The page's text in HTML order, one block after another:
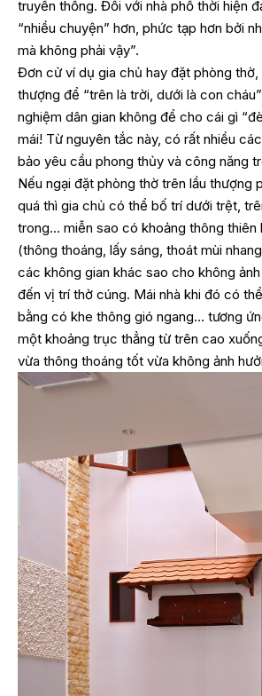
truyền thống. Đối với nhà phố thời hiện
“nhiều chuyện” hơn, phức tạp hơn bởi
mà không phải vậy”.
Đơn cử ví dụ gia chủ hay đặt phòng thờ,
thượng để “trên là trời, dưới là con
nghiệm dân gian không để cho cái gì
mái! Từ nguyên tắc này, có rất nhiều
bảo yêu cầu phong thủy và công năng
Nếu ngại đặt phòng thờ trên lầu thượng
quá thì gia chủ có thể bố trí dưới trệt,
trong… miễn sao có khoảng thông thiên
(thông thoáng, lấy sáng, thoát mùi
các không gian khác sao cho không
đến vị trí thờ cúng. Mái nhà khi đó có
bằng có khe thông gió ngang… tương
một khoảng trục thẳng từ trên cao
vừa thông thoáng tốt vừa không ảnh